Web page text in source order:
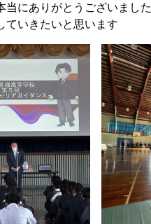
当にありがとうございました
ていきたいと思います